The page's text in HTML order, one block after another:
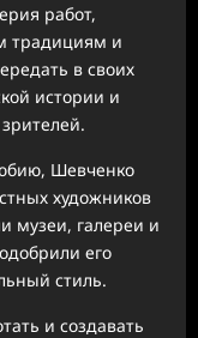
работ,
традициям и
в своих
истории и
Шевченко
художников
музеи, галереи и
его
стиль.
и создавать